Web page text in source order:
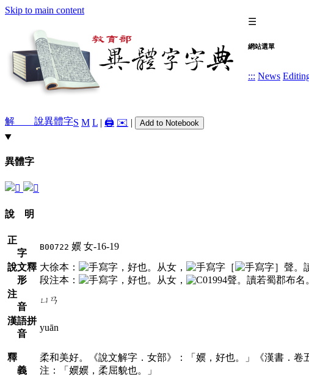
Skip to main content
☰
網站選單
::: News
解 說異體字S M L | 🖨️ ✉️ | Add to Notebook
異體字
說 明
正
字
B00722 嬽 女-16-19
說文釋
形
大徐本： ，好也。从女， ［
］聲。
段注本：
，好也。从女，
聲。讀若蜀郡布名
注
音
ㄩㄢ
漢語拼
音
yuān
釋
義
柔和美好。《說文解字．女部》：「嬽，好也。」《漢書．
注：「嬽嬽，柔屈貌也。」